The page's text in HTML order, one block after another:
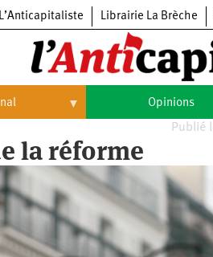
L’Anticapitaliste Librairie La Brèche
Opinions
Histoire
Publié
la réforme